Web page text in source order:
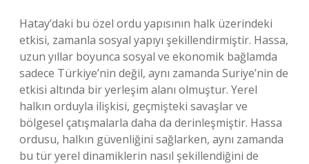
Hatay’daki bu özel ordu yapısının halk üzerindeki
etkisi, zamanla sosyal yapıyı şekillendirmiştir. Hassa,
uzun yıllar boyunca sosyal ve ekonomik bağlamda
sadece Türkiye’nin değil, aynı zamanda Suriye’nin de
etkisi altında bir yerleşim alanı olmuştur. Yerel
halkın orduyla ilişkisi, geçmişteki savaşlar ve
bölgesel çatışmalarla daha da derinleşmiştir. Hassa
ordusu, halkın güvenliğini sağlarken, aynı zamanda
bu tür yerel dinamiklerin nasıl şekillendiğini de